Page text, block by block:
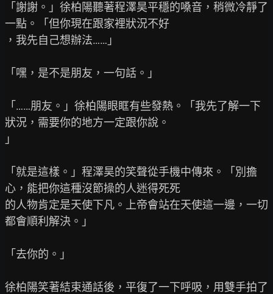
「謝謝。」徐柏陽聽著程澤昊平穩的嗓音，稍微冷靜了
一點。「但你現在跟家裡狀況不好
，我先自己想辦法……」
「嘿，是不是朋友，一句話。」
「……朋友。」徐柏陽眼眶有些發熱。「我先了解一下
狀況，需要你的地方一定跟你說。
」
「就是這樣。」程澤昊的笑聲從手機中傳來。「別擔
心，能把你這種沒節操的人迷得死死
的人物肯定是天使下凡。上帝會站在天使這一邊，一切
都會順利解決。」
「去你的。」
徐柏陽笑著結束通話後，平復了一下呼吸，用雙手拍了